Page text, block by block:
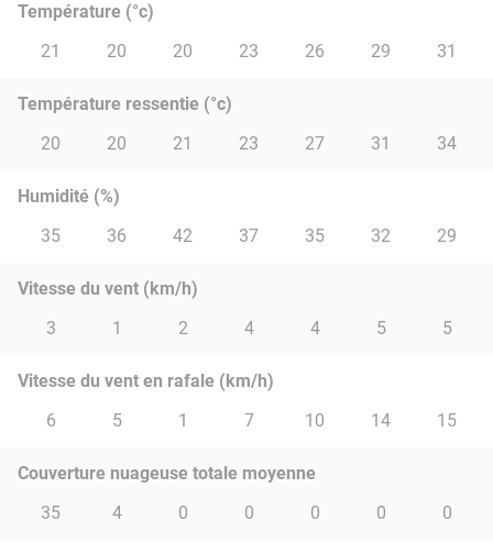
Température (°c)
21
20 20 23 26 29 31
Température ressentie (°c)
20
20 21 23 27 31 34
Humidité (%)
35
36 42 37 35 32 29
Vitesse du vent (km/h)
3
1 2 4 4 5 5
Vitesse du vent en rafale (km/h)
6
5 1 7 10 14 15
Couverture nuageuse totale moyenne
35
4 0 0 0 0 0